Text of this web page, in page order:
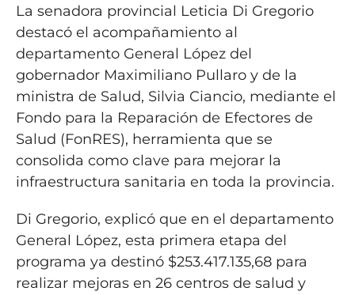
La senadora provincial Leticia Di Gregorio
destacó el acompañamiento al
departamento General López del
gobernador Maximiliano Pullaro y de la
ministra de Salud, Silvia Ciancio, mediante el
Fondo para la Reparación de Efectores de
Salud (FonRES), herramienta que se
consolida como clave para mejorar la
infraestructura sanitaria en toda la provincia.
Di Gregorio, explicó que en el departamento
General López, esta primera etapa del
programa ya destinó $253.417.135,68 para
realizar mejoras en 26 centros de salud y